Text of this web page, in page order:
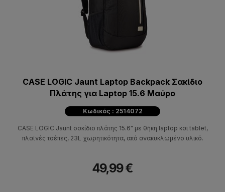
CASE LOGIC Jaunt Laptop Backpack Σακίδιο
Πλάτης για Laptop 15.6 Μαύρο
Κωδικός : 2514072
CASE LOGIC Jaunt σακίδιο πλάτης 15.6" με θήκη laptop και tablet,
πλαϊνές τσέπες, 23L χωρητικότητα, από ανακυκλωμένο υλικό.
49,99 €